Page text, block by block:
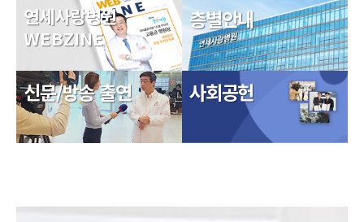
연세사랑병원
WEBZINE
신문/방송 출연
층별안내
사회공헌